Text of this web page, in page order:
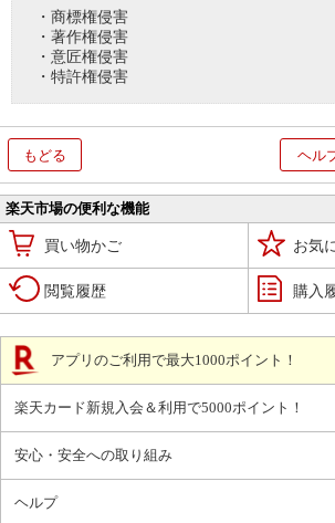
・商標権侵害
・著作権侵害
・意匠権侵害
・特許権侵害
もどる ヘル
楽天市場の便利な機能
買い物かご お気
閲覧履歴 購入
アプリのご利用で最大1000ポイント！
楽天カード新規入会＆利用で5000ポイント！
安心・安全への取り組み
ヘルプ